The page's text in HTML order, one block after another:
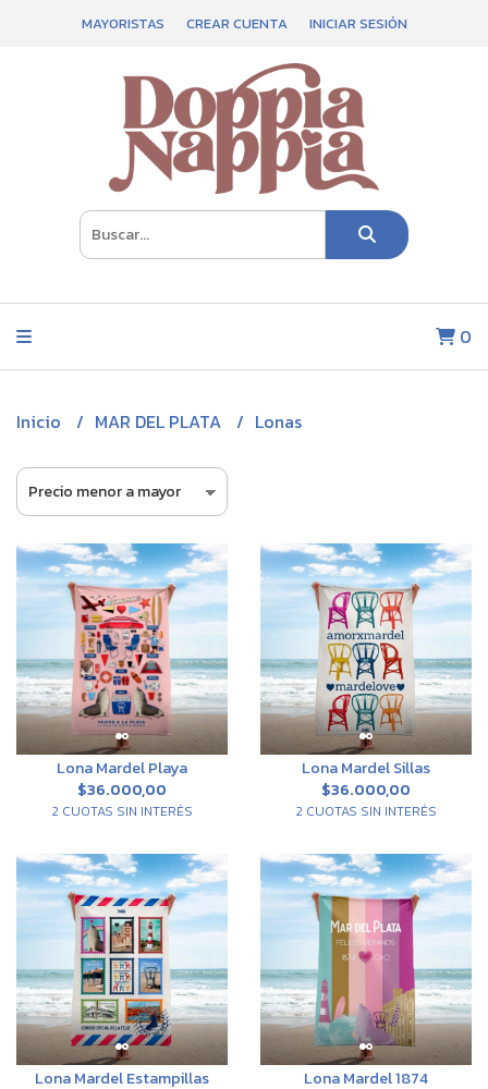
MAYORISTAS CREAR CUENTA INICIAR SESIÓN
0
Inicio MAR DEL PLATA Lonas
Lona Mardel Playa
$36.000,00
2 CUOTAS SIN INTERÉS
Lona Mardel Sillas
$36.000,00
2 CUOTAS SIN INTERÉS
Lona Mardel Estampillas
Lona Mardel 1874